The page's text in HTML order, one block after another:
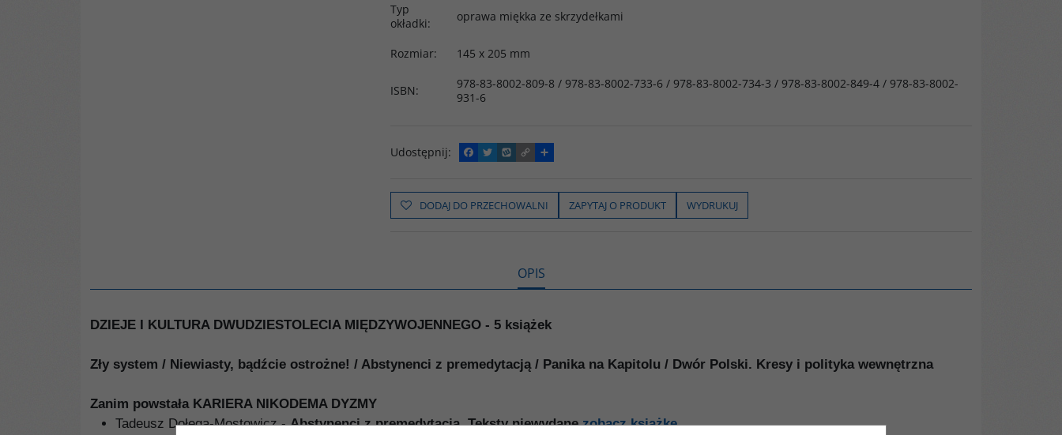
Typ
okładki: oprawa miękka ze skrzydełkami
Rozmiar: 145 x 205 mm
ISBN:
978-83-8002-809-8 / 978-83-8002-733-6 / 978-83-8002-734-3 / 978-83-8002-849-4 / 978-83-8002-
931-6
Udostępnij:
F
a
e
b
o
T
w
t
t
e
W
y
o
p
C
o
y
L
i
P
o
z
i
e
ę
DODAJ DO PRZECHOWALNI ZAPYTAJ O PRODUKT WYDRUKUJ
OPIS
DZIEJE I KULTURA DWUDZIESTOLECIA MIĘDZYWOJENNEGO - 5 książek
Zły system / Niewiasty, bądźcie ostrożne! / Abstynenci z premedytacją / Panika na Kapitolu / Dwór Polski. Kresy i polityka wewnętrzna
Zanim powstała KARIERA NIKODEMA DYZMY
Tadeusz Dołęga-Mostowicz -Abstynenci z premedytacją. Teksty niewydanezobacz książkę